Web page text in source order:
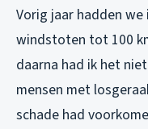
Vorig jaar hadden
windstoten tot 100
daarna had ik het
mensen met
schade had